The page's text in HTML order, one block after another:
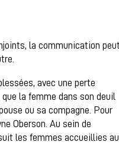
la communication peut
avec une perte
la femme dans son deuil
ou sa compagne. Pour
Oberson. Au sein de
les femmes accueillies au